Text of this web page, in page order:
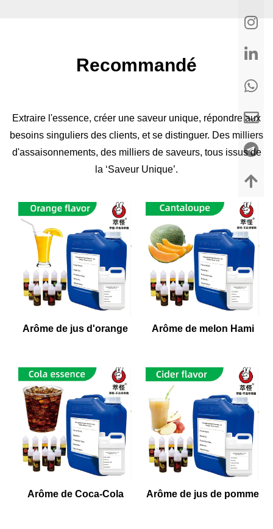
Recommandé
Extraire l'essence, créer une saveur unique, répondre aux
besoins singuliers des clients, et se distinguer. Des milliers
d'assaisonnements, des milliers de saveurs, tous issus de
la ‘Saveur Unique’.
Arôme de jus d'orange Arôme de melon Hami
Arôme de Coca-Cola Arôme de jus de pomme